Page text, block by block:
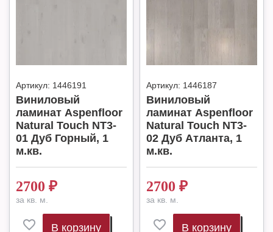
Артикул: 1446191
Виниловый
ламинат Aspenfloor
Natural Touch NT3-
01 Дуб Горный, 1
м.кв.
2700 ₽
за кв. м.
В корзину
Артикул: 1446187
Виниловый
ламинат Aspenfloor
Natural Touch NT3-
02 Дуб Атланта, 1
м.кв.
2700 ₽
за кв. м.
В корзину